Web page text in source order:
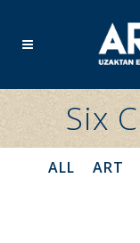
Six
ALL ART